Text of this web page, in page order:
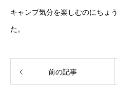
キャンプ気分を楽しむのにちょ
た。
前の記事